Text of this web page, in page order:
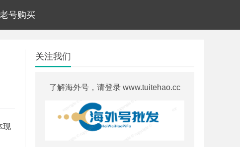
号购买
现
关注我们
了解海外号，请登录 www.tuitehao.cc